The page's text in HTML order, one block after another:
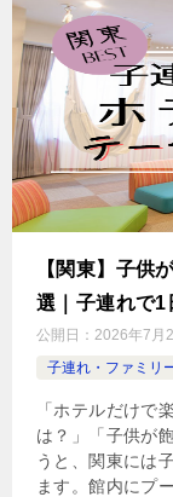
【関東】子供
選｜子連れで1
公開日： 2026年7月
子連れ・ファミリ
「ホテルだけで
は？」「子供が
うと、関東には
ます。館内にプ